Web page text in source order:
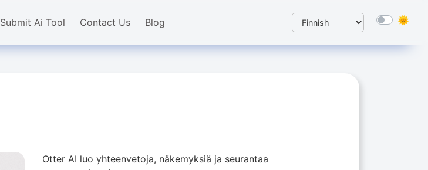
Submit Ai Tool Contact Us Blog
Otter AI luo yhteenvetoja, näkemyksiä ja seurantaa